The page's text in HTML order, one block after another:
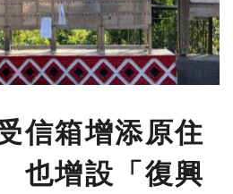
信箱增添原住
也增設「復興